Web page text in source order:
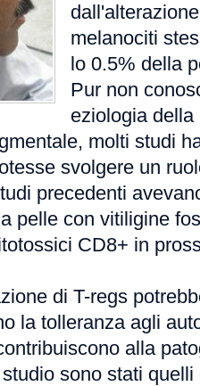
melanociti
lo 0.5% della
Pur non
eziologia
molti studi
svolgere un
precedenti
pelle con vitiligine
CD8+ in
di T-regs
la tolleranza agli
alla
sono stati